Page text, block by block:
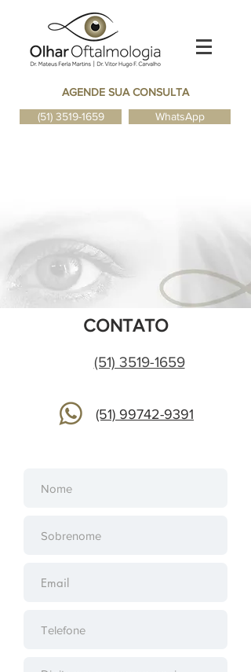
AGENDE SUA CONSULTA
(51) 3519-1659
WhatsApp
CONTATO
(51) 3519-1659
(51) 99742-9391